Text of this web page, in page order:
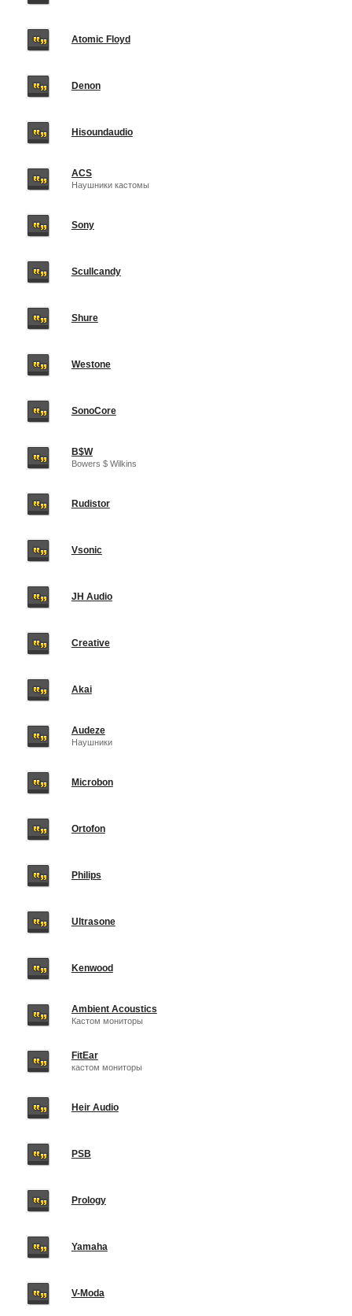
Atomic Floyd
Denon
Hisoundaudio
ACS
Наушники кастомы
Sony
Scullcandy
Shure
Westone
SonoCore
B$W
Bowers $ Wilkins
Rudistor
Vsonic
JH Audio
Creative
Akai
Audeze
Наушники
Microbon
Ortofon
Philips
Ultrasone
Kenwood
Ambient Acoustics
Кастом мониторы
FitEar
кастом мониторы
Heir Audio
PSB
Prology
Yamaha
V-Moda